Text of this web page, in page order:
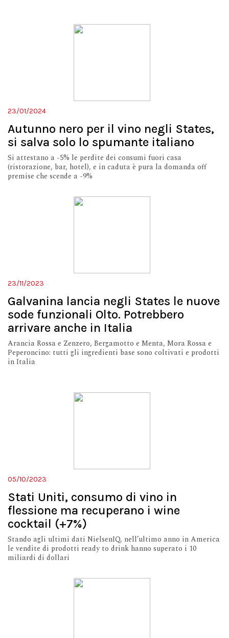
23/01/2024
Autunno nero per il vino negli States,
si salva solo lo spumante italiano
Si attestano a -5% le perdite dei consumi fuori casa
(ristorazione, bar, hotel), e in caduta è pura la domanda off
premise che scende a -9%
23/11/2023
Galvanina lancia negli States le nuove
sode funzionali Olto. Potrebbero
arrivare anche in Italia
Arancia Rossa e Zenzero, Bergamotto e Menta, Mora Rossa e
Peperoncino: tutti gli ingredienti base sono coltivati e prodotti
in Italia
05/10/2023
Stati Uniti, consumo di vino in
flessione ma recuperano i wine
cocktail (+7%)
Stando agli ultimi dati NielsenIQ, nell’ultimo anno in America
le vendite di prodotti ready to drink hanno superato i 10
miliardi di dollari